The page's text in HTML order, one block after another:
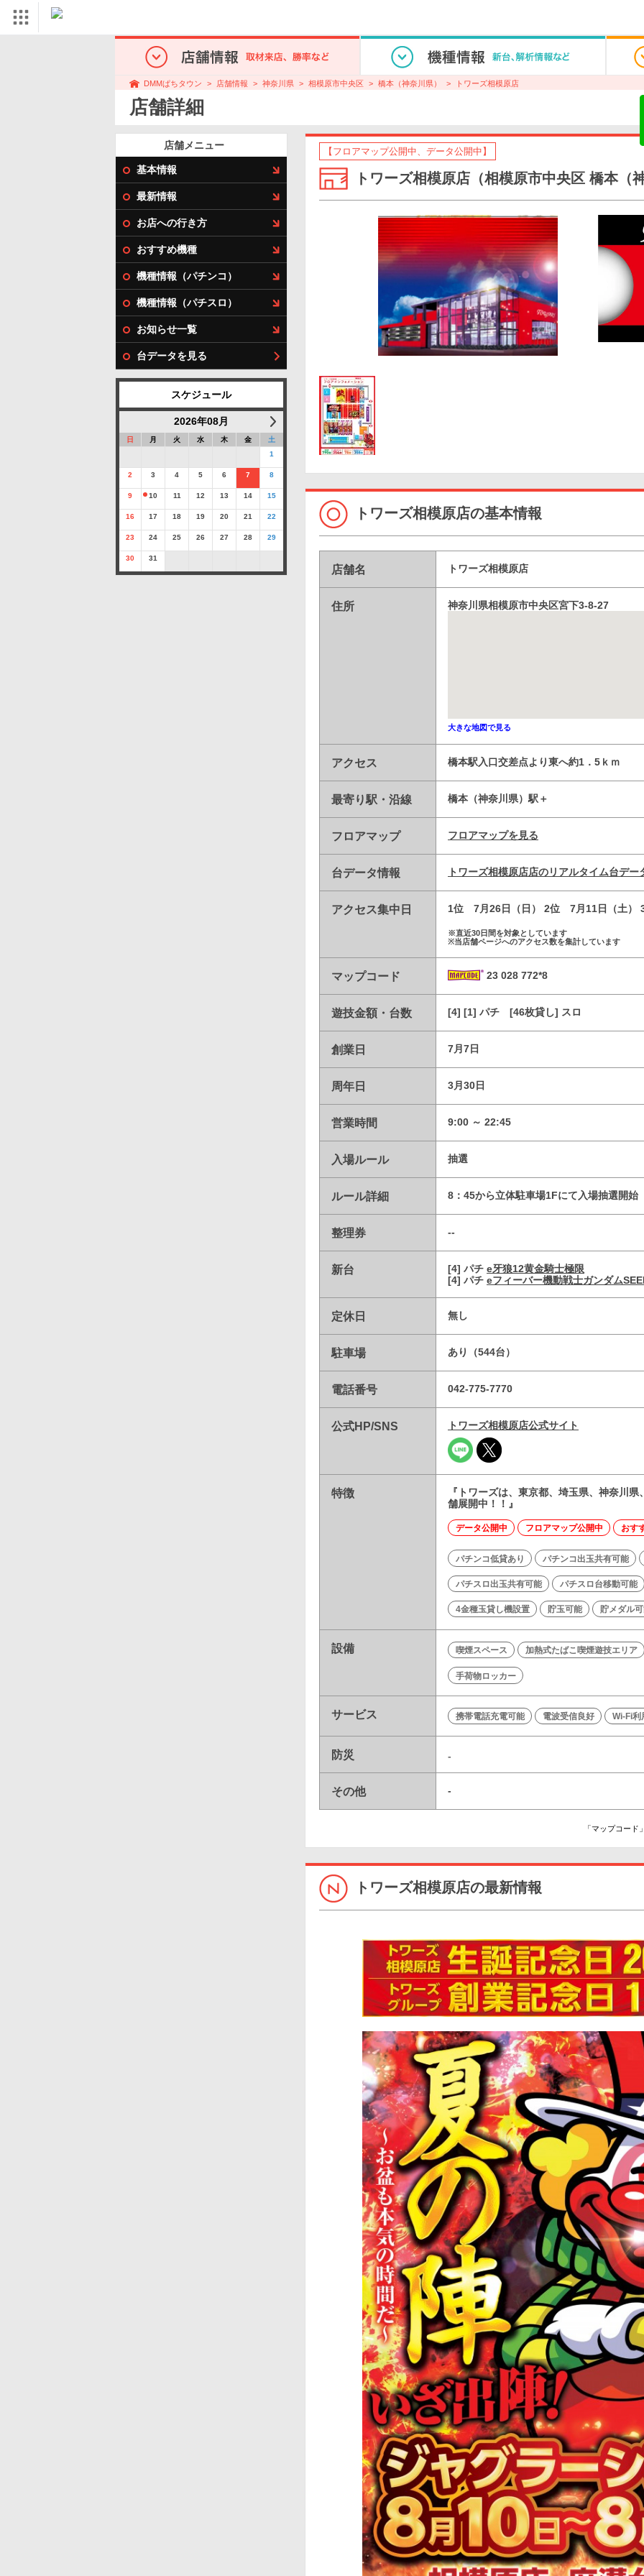
DMMぱちタウン 店舗情報 神奈川県 相模原市中央区 橋本（神奈川県） トワーズ相模原店
店舗詳細
店舗メニュー
基本情報
最新情報
お店への行き方
おすすめ機種
機種情報（パチンコ）
機種情報（パチスロ）
お知らせ一覧
台データを見る
スケジュール
2026年08月
日 月 火 水 木 金
土
1
2 3 4 5 6 7 8
9 10 11 12 13 14 15
16 17 18 19 20 21 22
23 24 25 26 27 28 29
30 31
【フロアマップ公開中、データ公開中】
トワーズ相模原店（相模原市中央区 橋本（
トワーズ相模原店の基本情報
店舗名 トワーズ相模原店
住所 神奈川県相模原市中央区宮下3-8-27
大きな地図で見る
アクセス 橋本駅入口交差点より東へ約1．5ｋｍ
最寄り駅・沿線 橋本（神奈川県）駅
フロアマップ フロアマップを見る
台データ情報 トワーズ相模原店店のリアルタイム台デー
アクセス集中日 1位 7月26日（日） 2位 7月11日（土）
※直近30日間を対象としています
※当店舗ページへのアクセス数を集計しています
マップコード 23 028 772*8
遊技金額・台数 [4] [1] パチ [46枚貸し] スロ
創業日 7月7日
周年日 3月30日
営業時間 9:00 ～ 22:45
入場ルール 抽選
ルール詳細 8：45から立体駐車場1Fにて入場抽選開始
整理券 --
新台 [4] パチ e牙狼12黄金騎士極限
[4] パチ eフィーバー機動戦士ガンダム
定休日 無し
駐車場 あり（544台）
電話番号 042-775-7770
公式HP/SNS トワーズ相模原店公式サイト
特徴
『トワーズは、東京都、埼玉県、神奈川
舗展開中！！』
データ公開中 フロアマップ公開中 おす
パチンコ低貸あり パチンコ出玉共有可能
パチスロ出玉共有可能 パチスロ台移動可能
4金種玉貸し機設置 貯玉可能 貯メダル
設備 喫煙スペース 加熱式たばこ喫煙遊技エリア
手荷物ロッカー
サービス 携帯電話充電可能 電波受信良好 Wi-Fi利
防災 -
その他 -
「マップコード
トワーズ相模原店の最新情報